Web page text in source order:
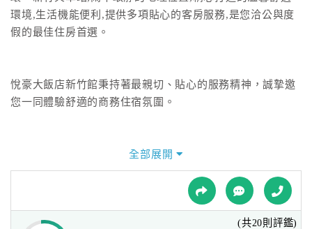
HOT
民
宿
球
環境,生活機能便利,提供多項貼心的客房服務,是您洽公與度
假的最佳住房首選。
悅豪大飯店新竹館秉持著最親切、貼心的服務精神，誠摯邀
您一同體驗舒適的商務住宿氛圍。
全部展開
(共20則評鑑)